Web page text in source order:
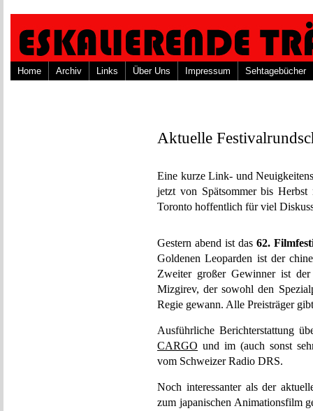
Home Archiv Links Über Uns Impressum Sehtagebücher
Aktuelle
Eine kurze Link- und
jetzt von Spätsommer bis
Toronto hoffentlich für viel
Gestern abend ist das 62.
Goldenen Leoparden ist der
Zweiter großer Gewinner ist
Mizgirev, der sowohl den
Regie gewann. Alle Preisträger
Ausführliche Berichterstattung
CARGO und im (auch sonst
vom Schweizer Radio DRS.
Noch interessanter als der
zum japanischen Animationsfilm